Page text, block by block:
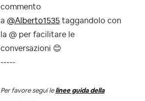
commento
a @Alberto1535 taggandolo con
la @ per facilitare le
conversazioni 😊
-----
Per favore segui le linee guida della